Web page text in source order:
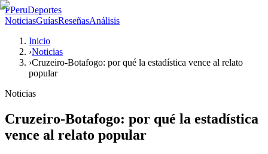
PPeruDeportes
NoticiasGuíasReseñasAnálisis
Inicio
›Noticias
›Cruzeiro-Botafogo: por qué la estadística vence al relato
popular
Noticias
Cruzeiro-Botafogo: por qué la estadística
vence al relato popular